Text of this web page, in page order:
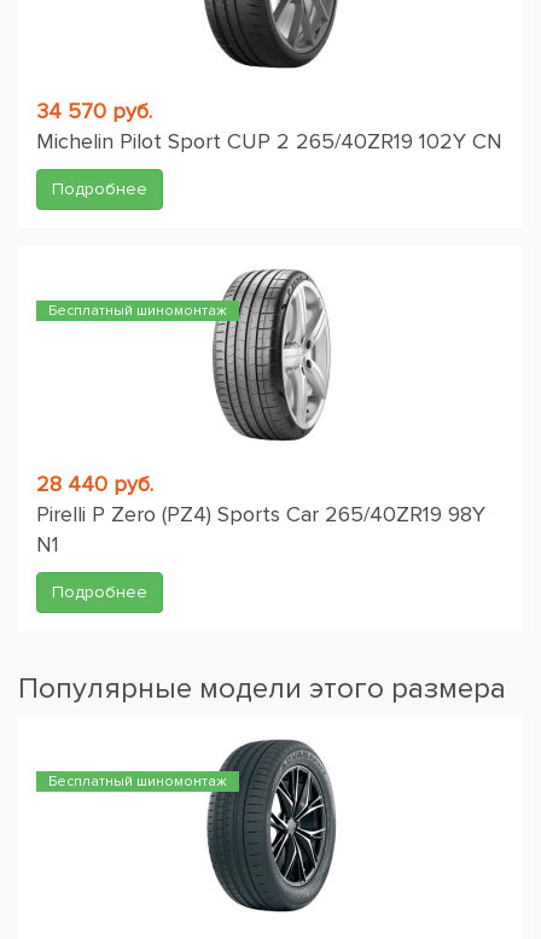
34 570 руб.
Michelin Pilot Sport CUP 2 265/40ZR19 102Y CN
Подробнее
Бесплатный шиномонтаж
28 440 руб.
Pirelli P Zero (PZ4) Sports Car 265/40ZR19 98Y
N1
Подробнее
Популярные модели этого размера
Бесплатный шиномонтаж